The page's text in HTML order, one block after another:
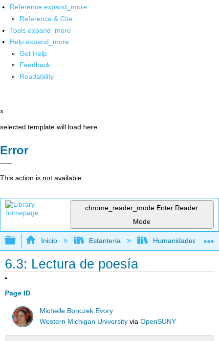
Reference expand_more
Reference & Cite
Tools expand_more
Help expand_more
Get Help
Feedback
Readability
x
selected template will load here
Error
This action is not available.
chrome_reader_mode Enter Reader
Mode
Expandir/contraer jerarquía global
Inicio Estantería Humanidades
6.3: Lectura de poesía
Page ID
Michelle Bonczek Evory
Western Michigan University viaOpenSUNY